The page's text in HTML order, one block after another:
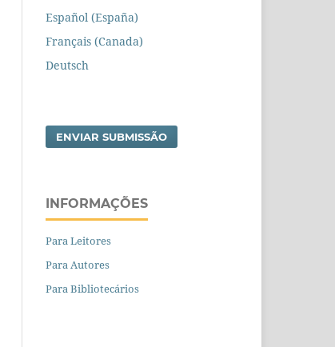
Español (España)
Français (Canada)
Deutsch
ENVIAR SUBMISSÃO
INFORMAÇÕES
Para Leitores
Para Autores
Para Bibliotecários